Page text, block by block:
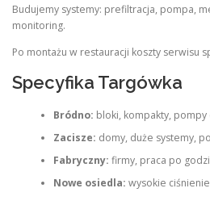
Budujemy systemy: prefiltracja, pompa,
monitoring.
Po montażu w restauracji koszty serwisu
Specyfika Targówka
Bródno: bloki, kompakty, pompy
Zacisze: domy, duże systemy,
Fabryczny: firmy, praca po
Nowe osiedla: wysokie